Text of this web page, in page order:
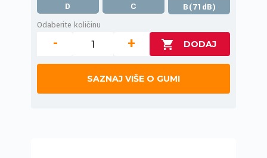
D C
B(71dB)
Odaberite količinu
- +
SAZNAJ VIŠE O GUMI